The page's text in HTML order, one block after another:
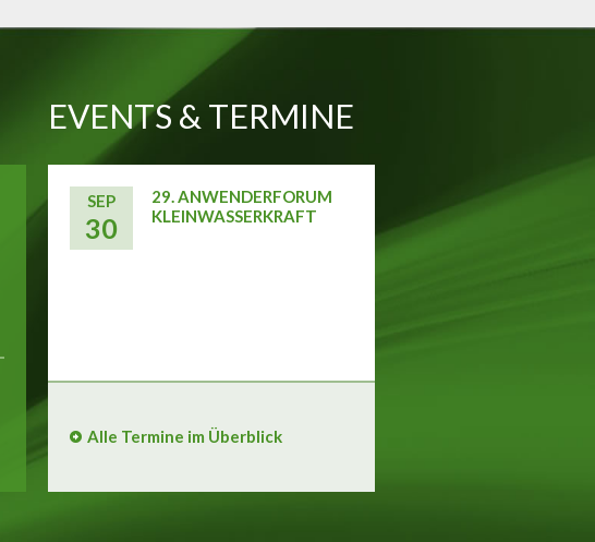
EVENTS & TERMINE
SEP
30
29. ANWENDERFORUM
KLEINWASSERKRAFT
Alle Termine im Überblick